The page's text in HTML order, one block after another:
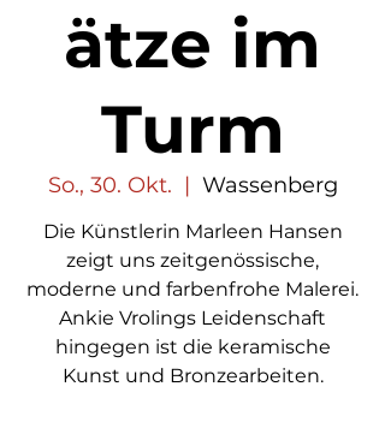
ätze im
Turm
So., 30. Okt.
  |
Wassenberg
Die Künstlerin Marleen Hansen
zeigt uns zeitgenössische,
moderne und farbenfrohe Malerei.
Ankie Vrolings Leidenschaft
hingegen ist die keramische
Kunst und Bronzearbeiten.